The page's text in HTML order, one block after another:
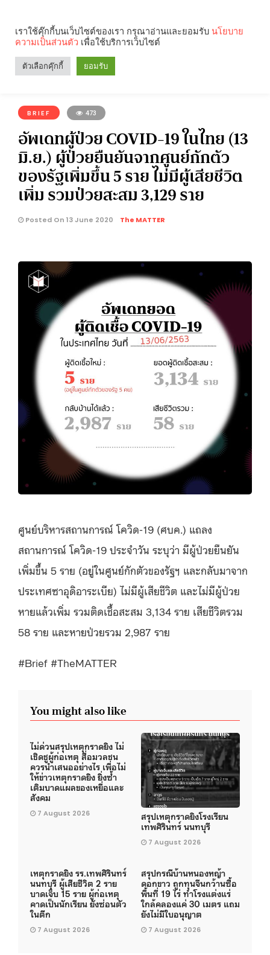
Search
BRIEF 473
อัพเดทผู้ป่วย COVID-19 ในไทย (13
มิ.ย.) ผู้ป่วยยืนยันจากศูนย์กักตัว
ของรัฐเพิ่มขึ้น 5 ราย ไม่มีผู้เสียชีวิต
เพิ่ม รวมป่วยสะสม 3,129 ราย
Posted On 13 June 2020 The MATTER
ศูนย์บริหารสถานการณ์ โควิด-19 (ศบค.) แถลง
สถานการณ์ โควิด-19 ประจำวัน ระบุว่า มีผู้ป่วยยืนยัน
เพิ่มขึ้น 5 ราย (อยู่ในศูนย์กักตัวของรัฐฯ และกลับมาจาก
ประเทศซาอุดิอาระเบีย) ไม่มีผู้เสียชีวิต และไม่มีผู้ป่วย
หายแล้วเพิ่ม รวมติดเชื้อสะสม 3,134 ราย เสียชีวิตรวม
58 ราย และหายป่วยรวม 2,987 ราย
#Brief #TheMATTER
You might also like
ไม่ด่วนสรุปเหตุกราดยิง ไม่
เชิดชูผู้ก่อเหตุ สื่อมวลชน
ควรนำเสนออย่างไร เพื่อไม่
ให้ข่าวเหตุกราดยิง ยิ่งซ้ำ
เติมบาดแผลของเหยื่อและ
สังคม
7 August 2026
สรุปเหตุกราดยิงโรงเรียน
เทพศิรินทร์ นนทบุรี
7 August 2026
เหตุกราดยิง รร.เทพศิรินทร์
นนทบุรี ผู้เสียชีวิต 2 ราย
บาดเจ็บ 15 ราย ผู้ก่อเหตุ
คาดเป็นนักเรียน ยังซ่อนตัว
ในตึก
7 August 2026
สรุปกรณีบ้านหนองหญ้า
ดอกขาว ถูกทุนจีนกว้านซื้อ
พื้นที่ 19 ไร่ ทำโรงแต่งแร่
ใกล้คลองแค่ 30 เมตร แถม
ยังไม่มีใบอนุญาต
7 August 2026
เราใช้คุ๊กกี้บนเว็บไซต์ของเรา กรุณาอ่านและยอมรับ นโยบาย
ความเป็นส่วนตัว เพื่อใช้บริการเว็บไซต์
ตัวเลือกคุ๊กกี้ ยอมรับ